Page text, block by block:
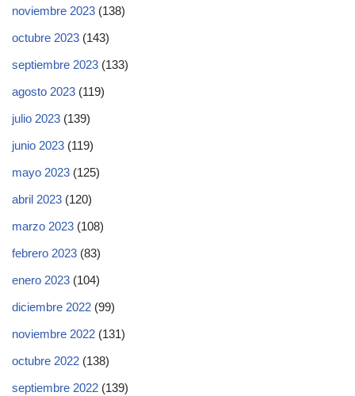
noviembre 2023 (138)
octubre 2023 (143)
septiembre 2023 (133)
agosto 2023 (119)
julio 2023 (139)
junio 2023 (119)
mayo 2023 (125)
abril 2023 (120)
marzo 2023 (108)
febrero 2023 (83)
enero 2023 (104)
diciembre 2022 (99)
noviembre 2022 (131)
octubre 2022 (138)
septiembre 2022 (139)